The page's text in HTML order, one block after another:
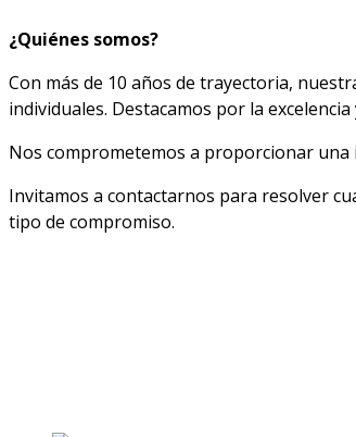
¿Quiénes somos?
Con más de 10 años de trayectoria,
individuales. Destacamos por la
Nos comprometemos a proporcionar
Invitamos a contactarnos para resolver
tipo de compromiso.